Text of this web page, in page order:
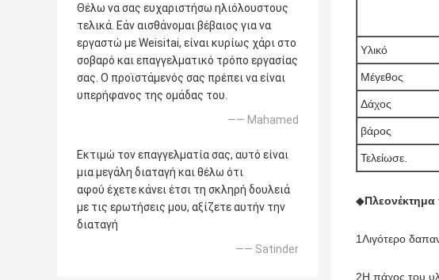
Θέλω να σας ευχαριστήσω ηλιόλουστους
τελικά. Εάν αισθάνομαι βέβαιος για να
εργαστώ με Weisitai, είναι κυρίως χάρι στο
σοβαρό και επαγγελματικό τρόπο εργασίας
σας. Ο προϊστάμενός σας πρέπει να είναι
υπερήφανος της ομάδας του.
—— Mahamed
Εκτιμώ τον επαγγελματία σας, αυτό είναι
μια μεγάλη διαταγή και θέλω ότι
αφού έχετε κάνει έτσι τη σκληρή δουλειά
με τις ερωτήσεις μου, αξίζετε αυτήν την
διαταγή
—— Satinder
Υλικό
Μέγεθος
Δάχος
βάρος
Τελείωσε.
◆Πλεονέκτημα
1Λιγότερο
2Η πάχος του